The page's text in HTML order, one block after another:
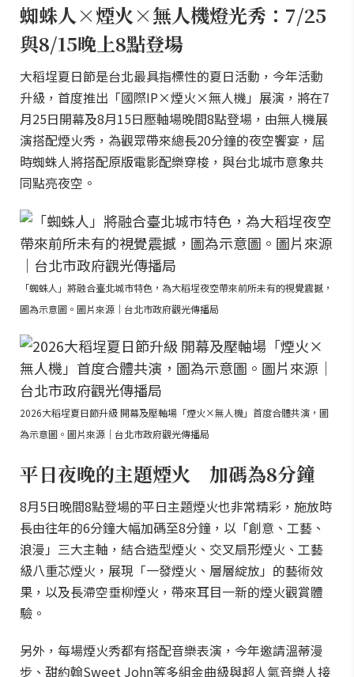
蜘蛛人×煙火×無人機燈光秀：7/25
與8/15晚上8點登場
大稻埕夏日節是台北最具指標性的夏日活動，今年活動
升級，首度推出「國際IP×煙火×無人機」展演，將在7
月25日開幕及8月15日壓軸場晚間8點登場，由無人機展
演搭配煙火秀，為觀眾帶來總長20分鐘的夜空饗宴，屆
時蜘蛛人將搭配原版電影配樂穿梭，與台北城市意象共
同點亮夜空。
「蜘蛛人」將融合臺北城市特色，為大稻埕夜空帶來前所未有的視覺震撼，
圖為示意圖。圖片來源｜台北市政府觀光傳播局
2026大稻埕夏日節升級 開幕及壓軸場「煙火×無人機」首度合體共演，圖
為示意圖。圖片來源｜台北市政府觀光傳播局
平日夜晚的主題煙火 加碼為8分鐘
8月5日晚間8點登場的平日主題煙火也非常精彩，施放時
長由往年的6分鐘大幅加碼至8分鐘，以「創意、工藝、
浪漫」三大主軸，結合造型煙火、交叉扇形煙火、工藝
級八重芯煙火，展現「一發煙火、層層綻放」的藝術效
果，以及長滯空垂柳煙火，帶來耳目一新的煙火觀賞體
驗。
另外，每場煙火秀都有搭配音樂表演，今年邀請溫蒂漫
步、甜約翰Sweet John等多組金曲級與超人氣音樂人接